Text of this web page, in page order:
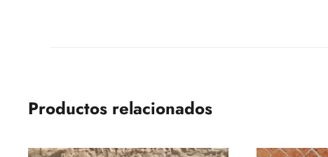
Productos relacionados